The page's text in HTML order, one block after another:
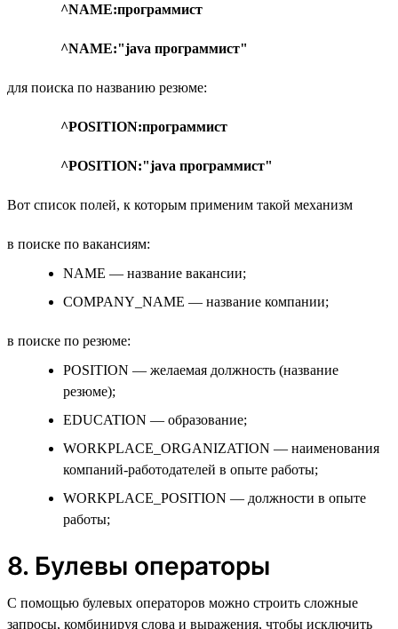
^NAME:программист
^NAME:"java программист"
для поиска по названию резюме:
^POSITION:программист
^POSITION:"java программист"
Вот список полей, к которым применим такой механизм
в поиске по вакансиям:
NAME — название вакансии;
COMPANY_NAME — название компании;
в поиске по резюме:
POSITION — желаемая должность (название
резюме);
EDUCATION — образование;
WORKPLACE_ORGANIZATION — наименования
компаний-работодателей в опыте работы;
WORKPLACE_POSITION — должности в опыте
работы;
8. Булевы операторы
С помощью булевых операторов можно строить сложные
запросы, комбинируя слова и выражения, чтобы исключить